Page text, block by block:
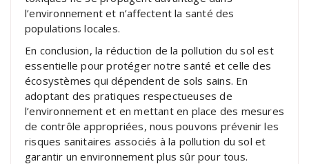
l’environnement et n’affectent la santé des
populations locales.
En conclusion, la réduction de la pollution du sol est
essentielle pour protéger notre santé et celle des
écosystèmes qui dépendent de sols sains. En
adoptant des pratiques respectueuses de
l’environnement et en mettant en place des mesures
de contrôle appropriées, nous pouvons prévenir les
risques sanitaires associés à la pollution du sol et
garantir un environnement plus sûr pour tous.